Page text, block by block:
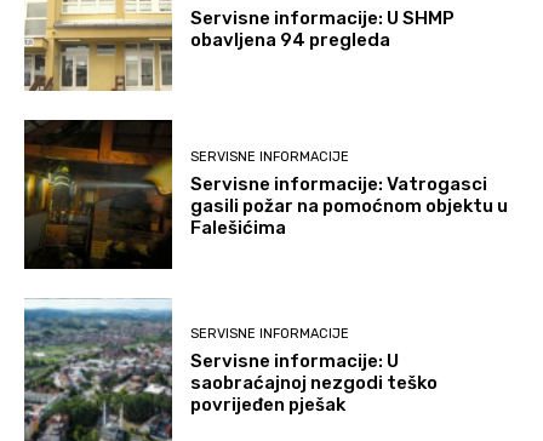
Servisne informacije: U SHMP
obavljena 94 pregleda
SERVISNE INFORMACIJE
Servisne informacije: Vatrogasci
gasili požar na pomoćnom objektu u
Falešićima
SERVISNE INFORMACIJE
Servisne informacije: U
saobraćajnoj nezgodi teško
povrijeđen pješak